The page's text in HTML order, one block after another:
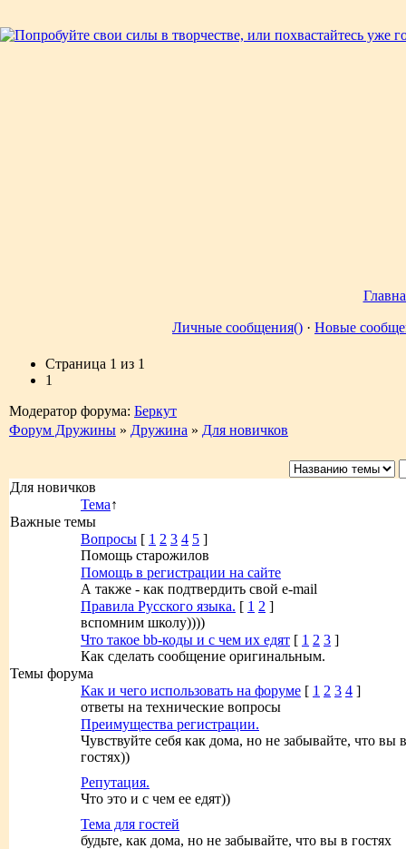
Личные сообщения() · Новые
Страница 1 из 1
1
Модератор форума: Беркут
Форум Дружины » Дружина » Для новичков
Для новичков
Тема↑
Важные темы
Вопросы [ 1 2 3 4 5 ]
Помощь старожилов
Помощь в регистрации на сайте
А также - как подтвердить свой e-mail
Правила Русского языка. [ 1 2 ]
вспомним школу))))
Что такое bb-коды и с чем их едят [ 1 2 3 ]
Как сделать сообщение оригинальным.
Темы форума
Как и чего использовать на форуме [ 1 2 3 4 ]
ответы на технические вопросы
Преимущества регистрации.
Чувствуйте себя как дома, но не забывайте, что вы в
гостях))
Репутация.
Что это и с чем ее едят))
Тема для гостей
будьте, как дома, но не забывайте, что вы в гостях